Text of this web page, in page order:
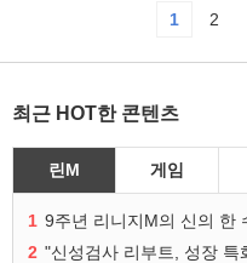
1 2
최근 HOT한 콘텐츠
린M 게임
1 9주년 리니지M의 신의 한
2